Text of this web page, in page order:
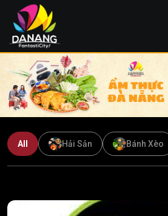
All Hải Sản Bánh Xèo